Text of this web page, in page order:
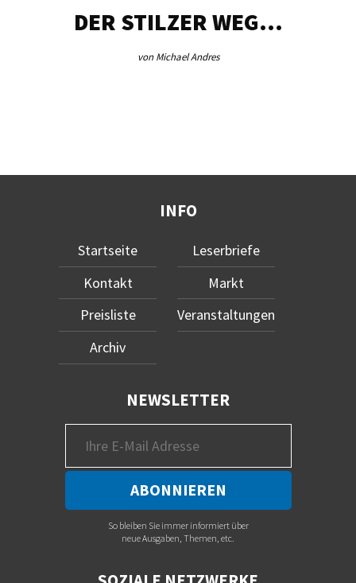
DER STILZER WEG…
von Michael Andres
INFO
Startseite
Kontakt
Preisliste
Archiv
Leserbriefe
Markt
Veranstaltungen
NEWSLETTER
So bleiben Sie immer informiert über
neue Ausgaben, Themen, etc.